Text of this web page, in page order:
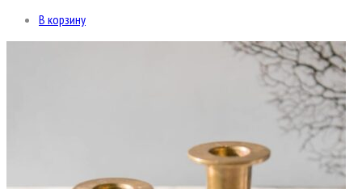
В корзину